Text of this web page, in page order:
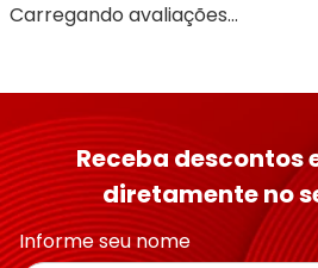
Título
Avalie o produto de 1 a 5
★★★★★
Seu nome
Carregando avaliações…
Receba descontos
diretamente no
Informe seu nome